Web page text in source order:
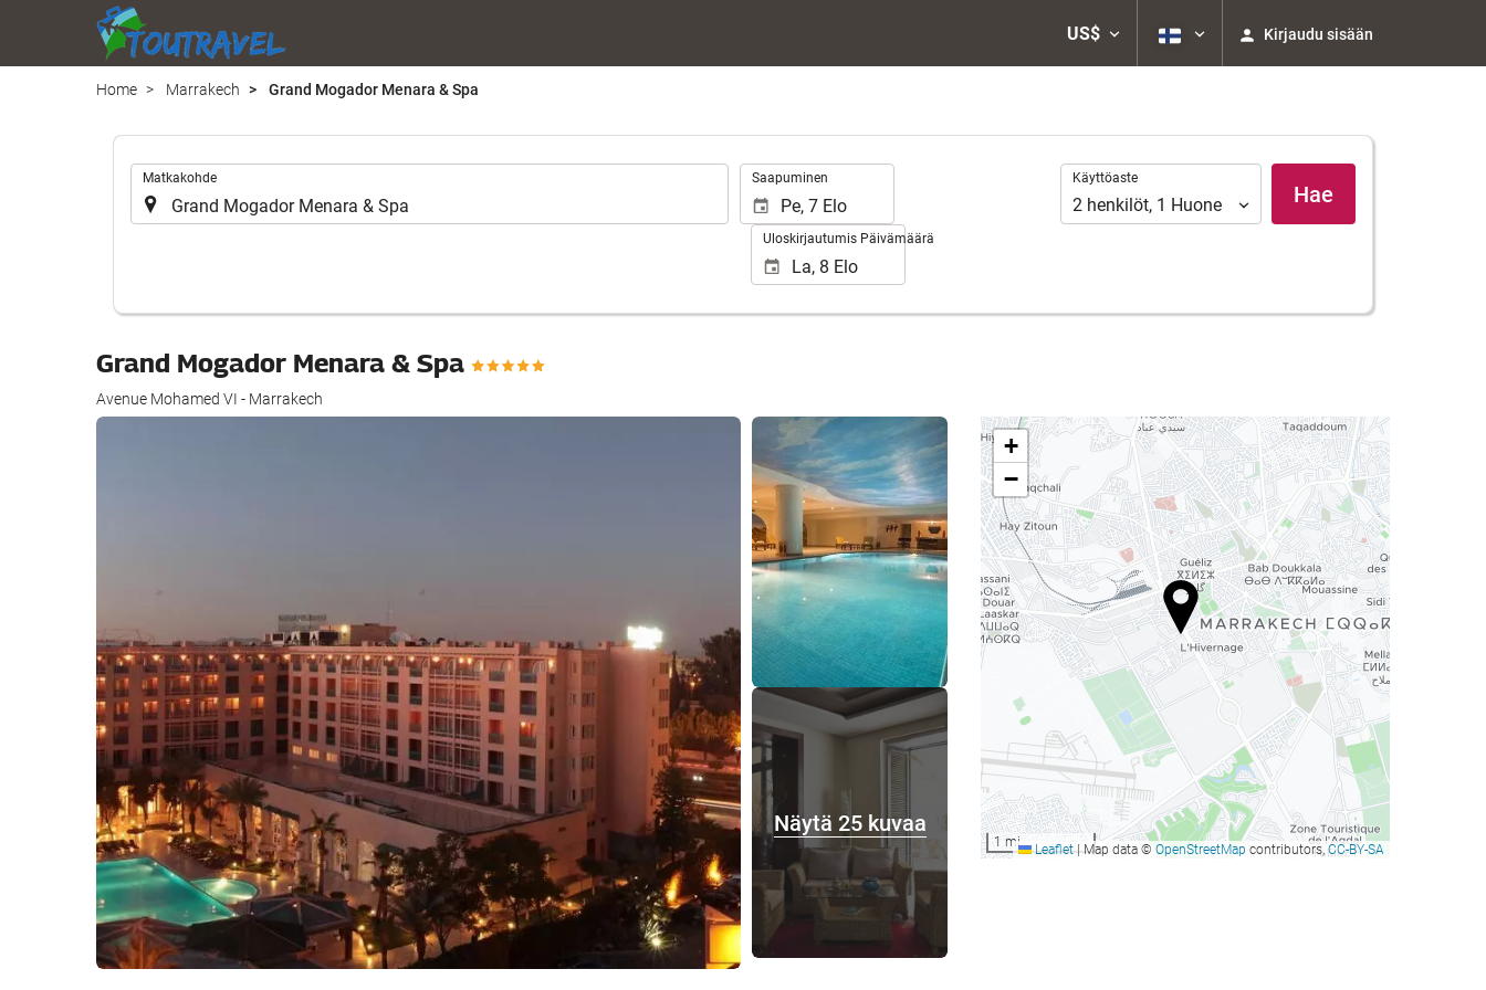
US$ Kirjaudu sisään
Home Marrakech Grand Mogador Menara & Spa
Matkakohde Saapuminen
Uloskirjautumis Päivämäärä
Käyttöaste
Käyttöaste
2 henkilöt, 1 Huone Hae
Grand Mogador Menara & Spa
Avenue Mohamed VI - Marrakech
Näytä 25 kuvaa
Näytä 25 kuvaa
+
−
1 mi Leaflet |Map data © OpenStreetMap contributors,CC-BY-SA